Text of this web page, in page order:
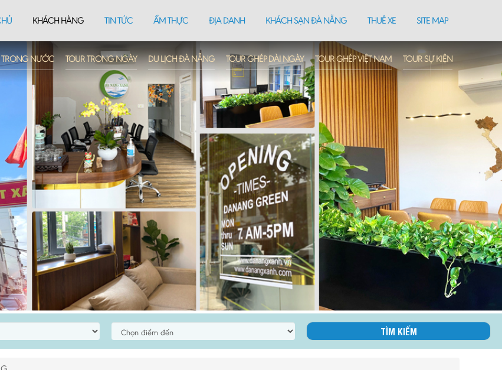
KHÁCH HÀNG TIN TỨC ẨM THỰC ĐỊA DANH KHÁCH SẠN ĐÀ NẴNG THUÊ XE SITE MAP
TRONG NƯỚC TOUR TRONG NGÀY DU LỊCH ĐÀ NẴNG TOUR GHÉP DÀI NGÀY TOUR GHÉP VIỆT NAM TOUR SỰ KIỆN